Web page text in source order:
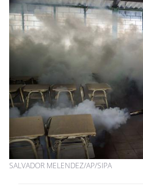
SALVADOR MELENDEZ/AP/SIPA